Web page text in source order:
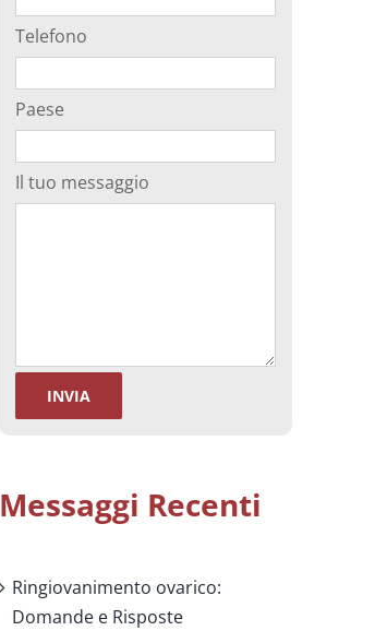
Telefono
Paese
Il tuo messaggio
Messaggi Recenti
Ringiovanimento ovarico:
Domande e Risposte